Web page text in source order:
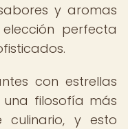
y aromas
perfecta
con estrellas
filosofía más
culinario, y esto